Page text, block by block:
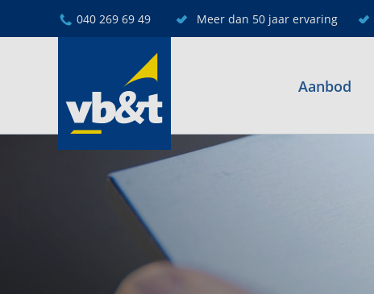
040 269 69 49 Meer dan 50 jaar ervaring
Aanbod